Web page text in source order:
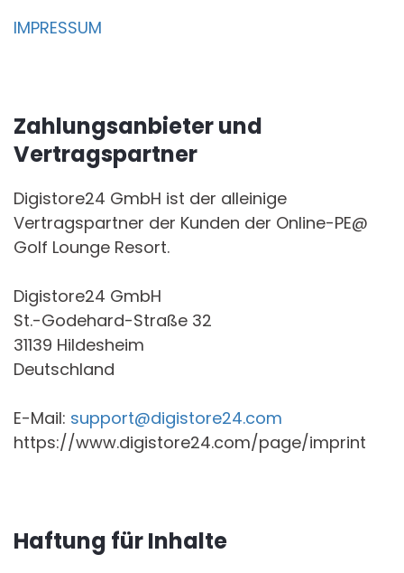
IMPRESSUM
Zahlungsanbieter und
Vertragspartner
Digistore24 GmbH ist der alleinige
Vertragspartner der Kunden der Online-PE@
Golf Lounge Resort.
Digistore24 GmbH
St.-Godehard-Straße 32
31139 Hildesheim
Deutschland
E-Mail: support@digistore24.com
https://www.digistore24.com/page/imprint
Haftung für Inhalte